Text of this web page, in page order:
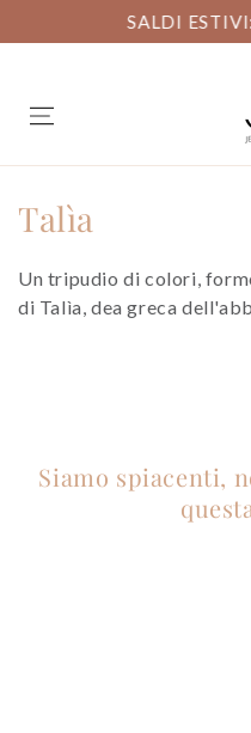
CONTENUTOSALDI
Collezione:
Talìa
Un tripudio di colori,
di Talìa, dea greca
Siamo spiacenti,